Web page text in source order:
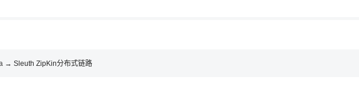
→ Sleuth ZipKin分布式链路